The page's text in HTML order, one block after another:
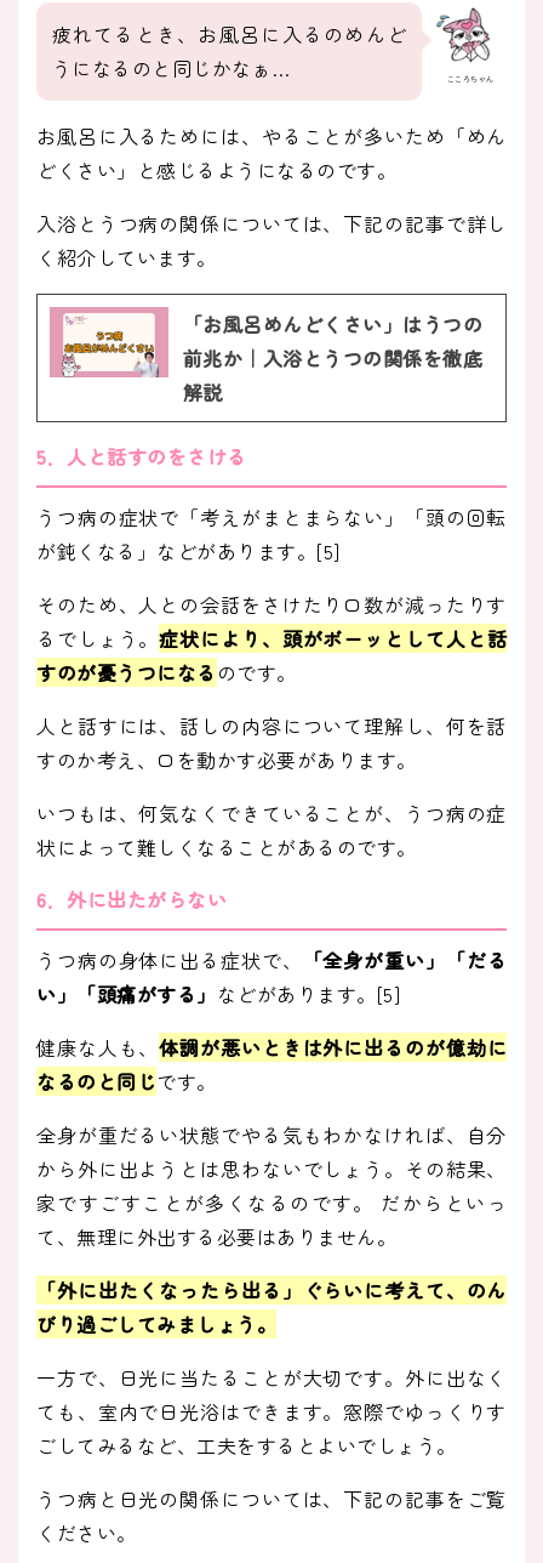
こころちゃん
疲れてるとき、お風呂に入るのめんど
うになるのと同じかなぁ…
お風呂に入るためには、やることが多いため「めん
どくさい」と感じるようになるのです。
入浴とうつ病の関係については、下記の記事で詳し
く紹介しています。
「お風呂めんどくさい」はうつの
前兆か｜入浴とうつの関係を徹底
解説
5．人と話すのをさける
うつ病の症状で「考えがまとまらない」「頭の回転
が鈍くなる」などがあります。[5]
そのため、人との会話をさけたり口数が減ったりす
るでしょう。症状により、頭がボーッとして人と話
すのが憂うつになる のです。
人と話すには、話しの内容について理解し、何を話
すのか考え、口を動かす必要があります。
いつもは、何気なくできていることが、うつ病の症
状によって難しくなることがあるのです。
6．外に出たがらない
うつ病の身体に出る症状で、
「全身が重い」「だる
い」「頭痛がする」 などがあります。[5]
健康な人も、体調が悪いときは外に出るのが億劫に
なるのと同じです。
全身が重だるい状態でやる気もわかなければ、自分
から外に出ようとは思わないでしょう。その結果、
家ですごすことが多くなるのです。 だからといっ
て、無理に外出する必要はありません。
「外に出たくなったら出る」ぐらいに考えて、のん
びり過ごしてみましょう。
一方で、日光に当たることが大切です。外に出なく
ても、室内で日光浴はできます。窓際でゆっくりす
ごしてみるなど、工夫をするとよいでしょう。
うつ病と日光の関係については、下記の記事をご覧
ください。